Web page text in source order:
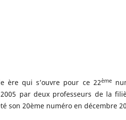
ère qui s’ouvre pour ce 22ème
2005 par deux professeurs de la
son 20ème numéro en décembre